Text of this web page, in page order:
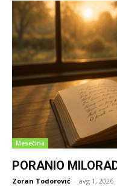
Mesečina
PORANIO
Zoran Todorović - avg 1, 2026